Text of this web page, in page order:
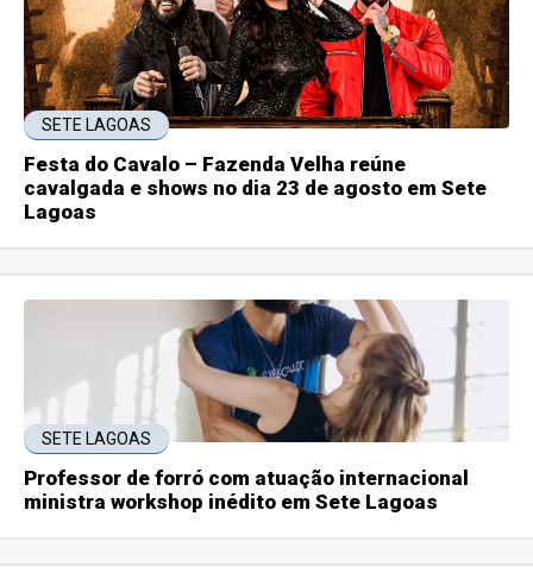
SETE LAGOAS
Festa do Cavalo – Fazenda Velha reúne
cavalgada e shows no dia 23 de agosto em Sete
Lagoas
SETE LAGOAS
Professor de forró com atuação internacional
ministra workshop inédito em Sete Lagoas